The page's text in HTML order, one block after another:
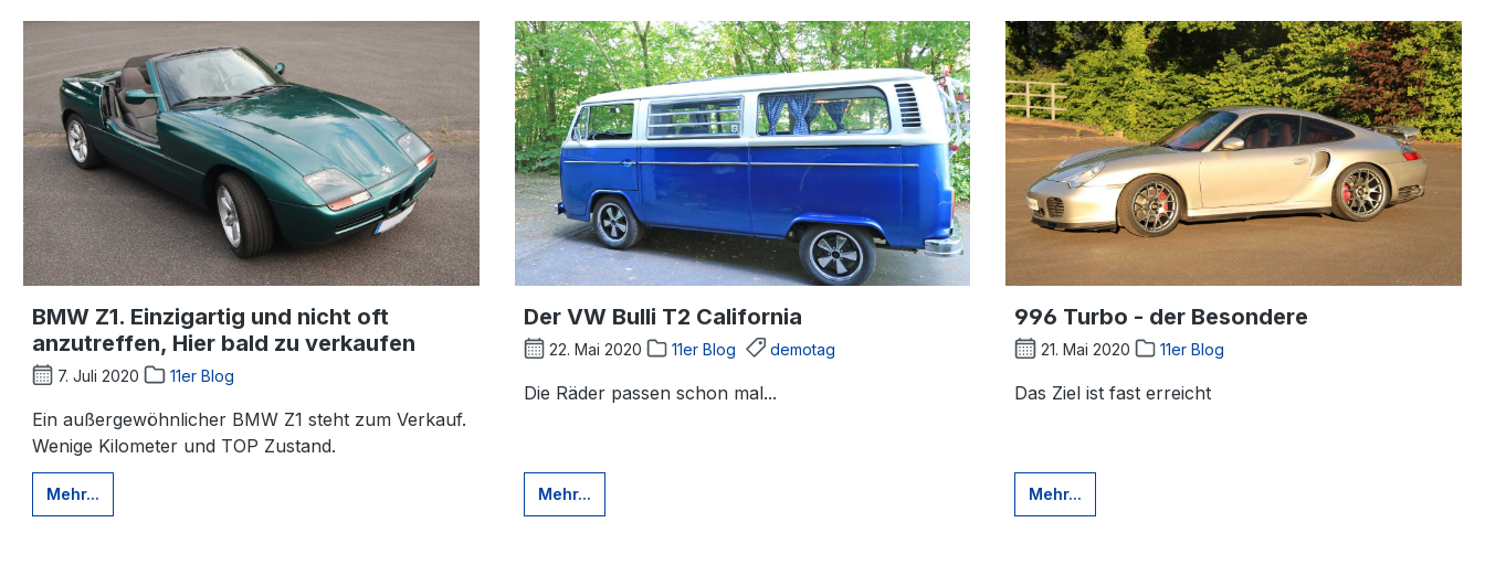
BMW Z1. Einzigartig und nicht oft
anzutreffen, Hier bald zu verkaufen
7. Juli 2020 11er Blog
Ein außergewöhnlicher BMW Z1 steht zum Verkauf.
Wenige Kilometer und TOP Zustand.
Mehr...
Der VW Bulli T2 California
22. Mai 2020 11er Blog demotag
Die Räder passen schon mal...
Mehr...
996 Turbo - der Besondere
21. Mai 2020 11er Blog
Das Ziel ist fast erreicht
Mehr...